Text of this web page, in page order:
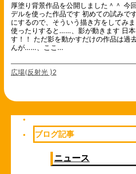
厚塗り背景作品を公開しました＾＾ 今
デルを使った作品です 初めての試みで
にするので、そういう描き方をしてみ
使ったりすると……、影が動きます 日
す！！ ただ影を動かすだけの作品は過
んが……、ここ...
広場(反射光 )2
ブログ記事
ニュース